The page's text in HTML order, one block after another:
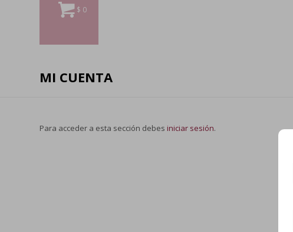
$ 0
MI CUENTA
Para acceder a esta sección debes iniciar sesión.